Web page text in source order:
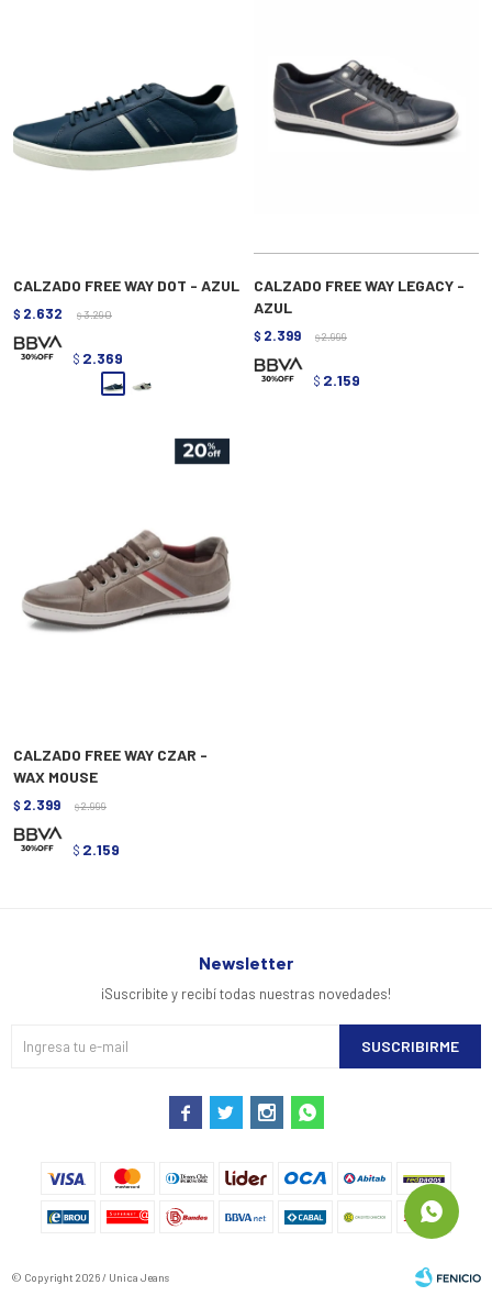
CALZADO FREE WAY DOT - AZUL
$ 2.632 $ 3.290
$ 2.369
CALZADO FREE WAY LEGACY -
AZUL
$ 2.399 $ 2.999
$ 2.159
CALZADO FREE WAY CZAR -
WAX MOUSE
$ 2.399 $ 2.999
$ 2.159
Newsletter
¡Suscribite y recibí todas nuestras novedades!
SUSCRIBIRME
   
© Copyright 2026 / Unica Jeans